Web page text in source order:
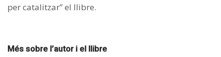
per catalitzar” el llibre.
Més sobre l’autor i el llibre